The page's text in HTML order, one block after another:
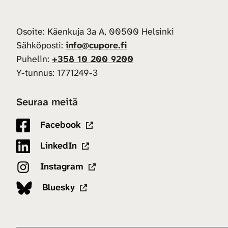
Osoite: Käenkuja 3a A, 00500 Helsinki
Sähköposti: info@cupore.fi
Puhelin: +358 10 200 9200
Y-tunnus: 1771249-3
Seuraa meitä
Facebook
LinkedIn
Instagram
Bluesky